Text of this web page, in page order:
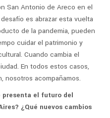
San Antonio de Areco en el
es abrazar esta vuelta
de la pandemia, pueden
cuidar el patrimonio y
Cuando cambia el
En todos estos casos,
nosotros acompañamos.
presenta el futuro del
¿Qué nuevos cambios